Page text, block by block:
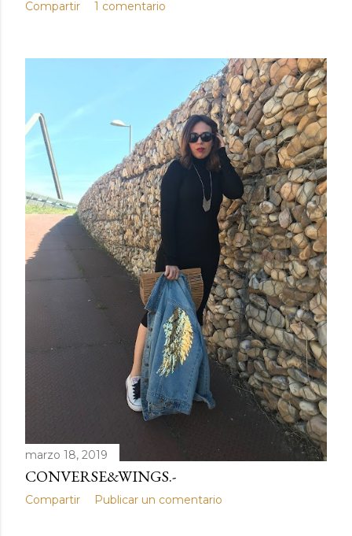
Compartir 1 comentario
marzo 18, 2019
CONVERSE&WINGS.-
Compartir Publicar un comentario